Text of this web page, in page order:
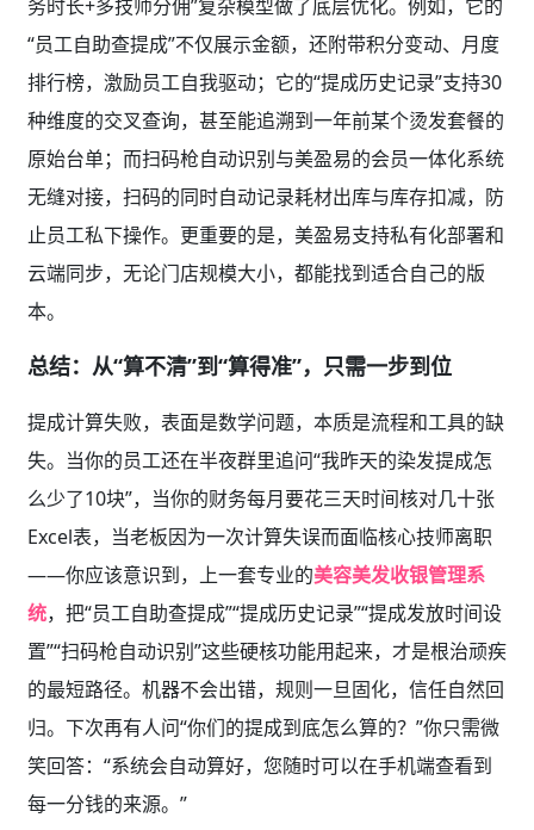
务时长+多技师分佣”复杂模型做了底层优化。例如，它的
“员工自助查提成”不仅展示金额，还附带积分变动、月度
排行榜，激励员工自我驱动；它的“提成历史记录”支持30
种维度的交叉查询，甚至能追溯到一年前某个烫发套餐的
原始台单；而扫码枪自动识别与美盈易的会员一体化系统
无缝对接，扫码的同时自动记录耗材出库与库存扣减，防
止员工私下操作。更重要的是，美盈易支持私有化部署和
云端同步，无论门店规模大小，都能找到适合自己的版
本。
总结：从“算不清”到“算得准”，只需一步到位
提成计算失败，表面是数学问题，本质是流程和工具的缺
失。当你的员工还在半夜群里追问“我昨天的染发提成怎
么少了10块”，当你的财务每月要花三天时间核对几十张
Excel表，当老板因为一次计算失误而面临核心技师离职
——你应该意识到，上一套专业的美容美发收银管理系
统，把“员工自助查提成”“提成历史记录”“提成发放时间设
置”“扫码枪自动识别”这些硬核功能用起来，才是根治顽疾
的最短路径。机器不会出错，规则一旦固化，信任自然回
归。下次再有人问“你们的提成到底怎么算的？”你只需微
笑回答：“系统会自动算好，您随时可以在手机端查看到
每一分钱的来源。”